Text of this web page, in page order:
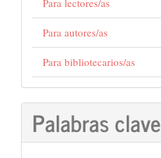
Para lectores/as
Para autores/as
Para bibliotecarios/as
Palabras clave